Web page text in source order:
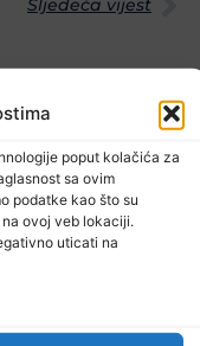
poput kolačića za
sa ovim
podatke kao što su
ovoj veb lokaciji.
uticati na
Sljedeća vijest